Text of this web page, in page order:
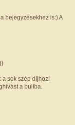
bejegyzésekhez is:) A
a sok szép díjhoz!
a buliba.